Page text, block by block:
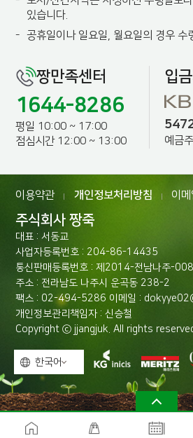
있습니다.
-
공휴일이나 일요일, 월요일의 경우 수
짱만족센터
1644-8286
평일 10:00 ~ 17:00
점심시간 12:00 ~ 13:00
입
예금
이용약관 개인정보처리방침 이
주식회사 짱죽
대표 : 서동교
사업자등록번호 : 204-86-14435
통신판매등록번호 : 제2014-전남나주-
주소 : 전라남도 나주시 운곡동 238-2
팩스 : 02-494-5286 이메일 :
개인정보관리책임자 : 신승철
Copyright ⓒ jjangjuk. All rights
한국어